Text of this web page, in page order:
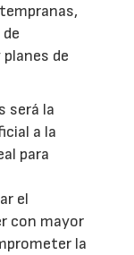
de
será la
a la
para
el
con mayor
la